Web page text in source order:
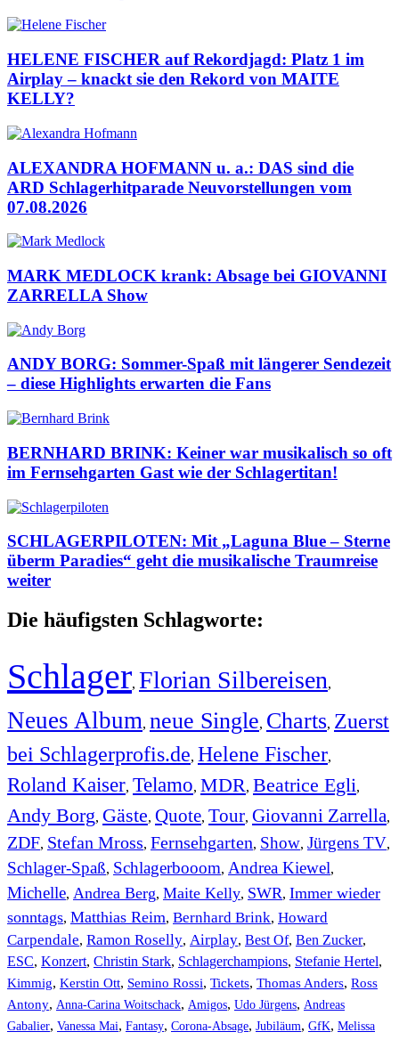
HELENE FISCHER auf Rekordjagd: Platz 1 im
Airplay – knackt sie den Rekord von MAITE
KELLY?
ALEXANDRA HOFMANN u. a.: DAS sind die
ARD Schlagerhitparade Neuvorstellungen vom
07.08.2026
MARK MEDLOCK krank: Absage bei GIOVANNI
ZARRELLA Show
ANDY BORG: Sommer-Spaß mit längerer Sendezeit
– diese Highlights erwarten die Fans
BERNHARD BRINK: Keiner war musikalisch so oft
im Fernsehgarten Gast wie der Schlagertitan!
SCHLAGERPILOTEN: Mit „Laguna Blue – Sterne
überm Paradies“ geht die musikalische Traumreise
weiter
Die häufigsten Schlagworte:
Schlager, Florian Silbereisen,
Neues Album, neue Single, Charts, Zuerst
bei Schlagerprofis.de, Helene Fischer,
Roland Kaiser, Telamo, MDR, Beatrice Egli,
Andy Borg, Gäste, Quote, Tour, Giovanni Zarrella,
ZDF, Stefan Mross, Fernsehgarten, Show, Jürgens TV,
Schlager-Spaß, Schlagerbooom, Andrea Kiewel,
Michelle, Andrea Berg, Maite Kelly, SWR, Immer wieder
sonntags, Matthias Reim, Bernhard Brink, Howard
Carpendale, Ramon Roselly, Airplay, Best Of, Ben Zucker,
ESC, Konzert, Christin Stark, Schlagerchampions, Stefanie Hertel,
Kimmig, Kerstin Ott, Semino Rossi, Tickets, Thomas Anders, Ross
Antony, Anna-Carina Woitschack, Amigos, Udo Jürgens, Andreas
Gabalier, Vanessa Mai, Fantasy, Corona-Absage, Jubiläum, GfK, Melissa